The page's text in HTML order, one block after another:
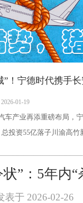
！宁德时代携手
2026-01-19
车产业再添重磅布局，
投资55亿落子川渝高
”：5年内
表于 2026-02-26